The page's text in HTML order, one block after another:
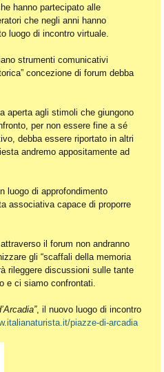
hanno partecipato alle
che negli anni hanno
luogo di incontro virtuale.
strumenti comunicativi
concezione di forum debba
aperta agli stimoli che giungono
per non essere fine a sé
debba essere riportato in altri
andremo appositamente ad
luogo di approfondimento
associativa capace di proporre
il forum non andranno
gli “scaffali della memoria
rileggere discussioni sulle tante
e ci siamo confrontati.
, il nuovo luogo di incontro
piazze-di-arcadia